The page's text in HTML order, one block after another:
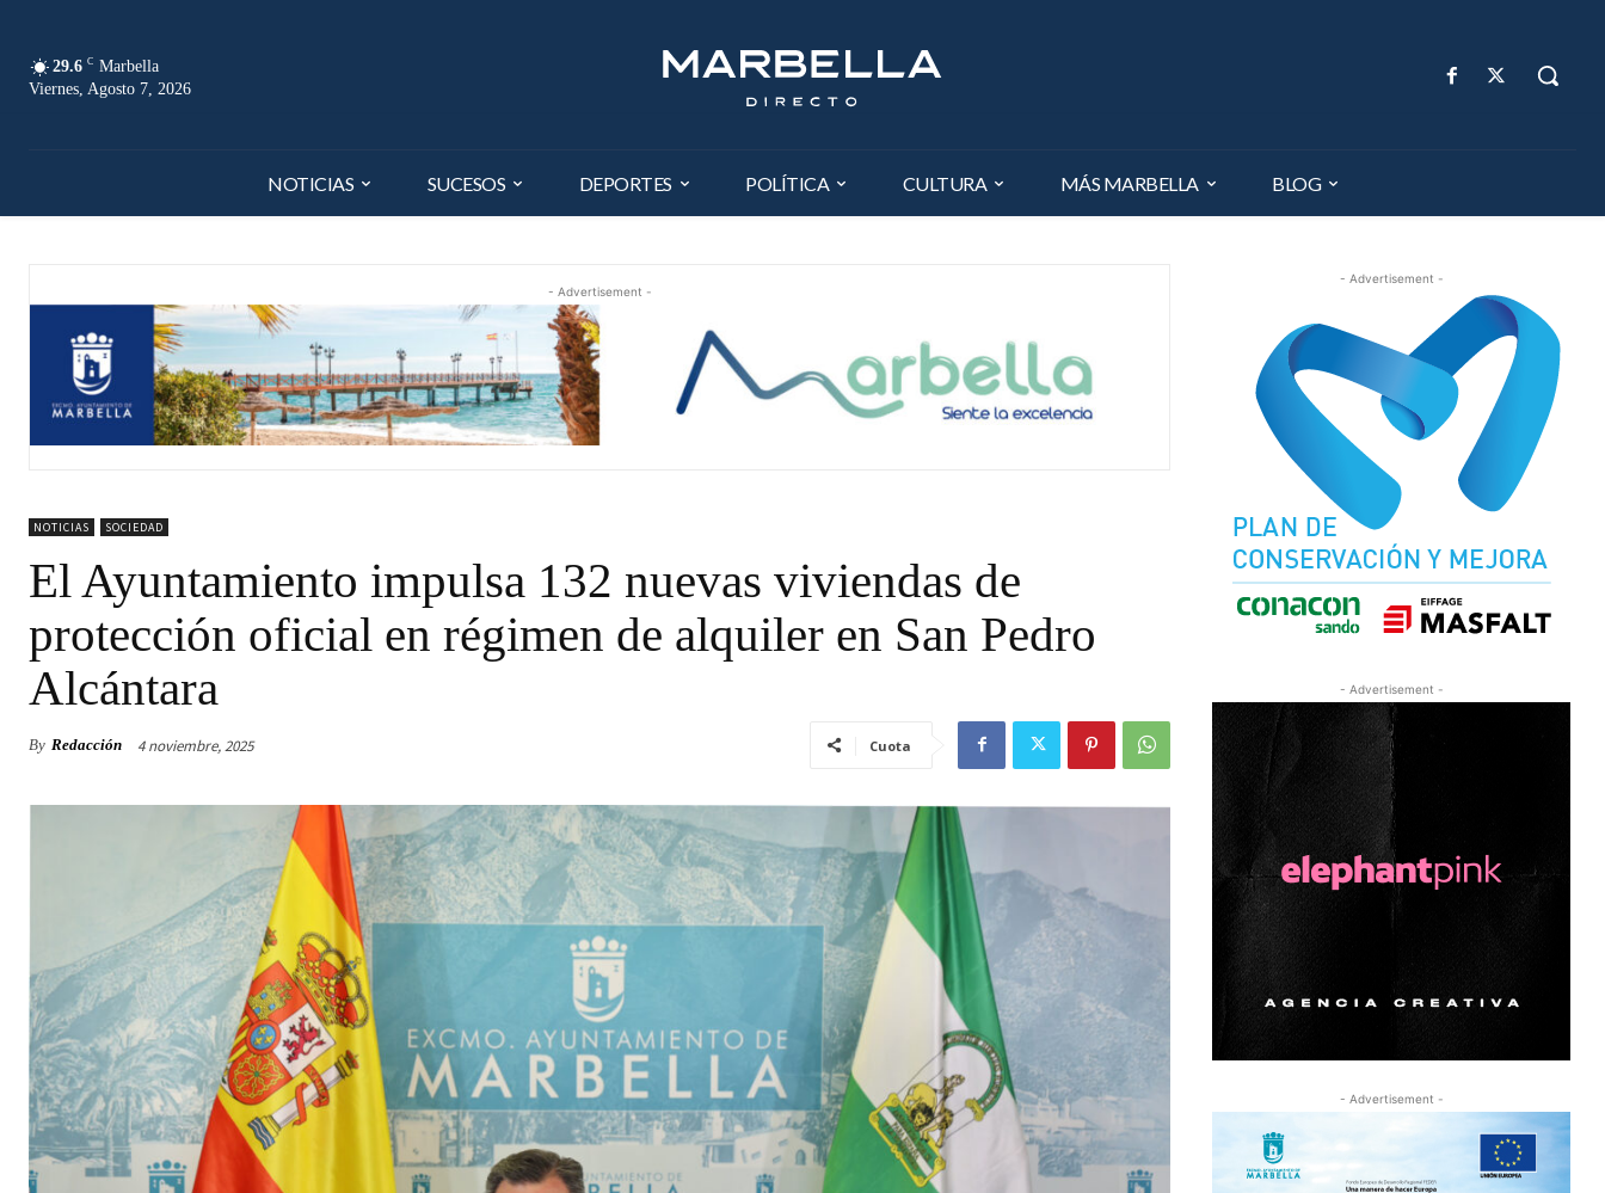
29.6 C Marbella
Viernes, Agosto 7, 2026
NOTICIAS SUCESOS DEPORTES POLÍTICA CULTURA MÁS MARBELLA BLOG
- Advertisement -
NOTICIAS SOCIEDAD
El Ayuntamiento impulsa 132 nuevas viviendas de
protección oficial en régimen de alquiler en San Pedro
Alcántara
By Redacción 4 noviembre, 2025 Cuota
- Advertisement -
- Advertisement -
- Advertisement -